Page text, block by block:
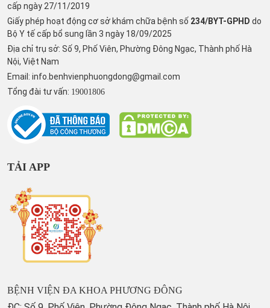
cấp ngày 27/11/2019
Giấy phép hoạt động cơ sở khám chữa bệnh số 234/BYT-GPHD do
Bộ Y tế cấp bổ sung lần 3 ngày 18/09/2025
Địa chỉ trụ sở: Số 9, Phố Viên, Phường Đông Ngạc, Thành phố Hà
Nội, Việt Nam
Email: info.benhvienphuongdong@gmail.com
Tổng đài tư vấn: 19001806
TẢI APP
BỆNH VIỆN ĐA KHOA PHƯƠNG ĐÔNG